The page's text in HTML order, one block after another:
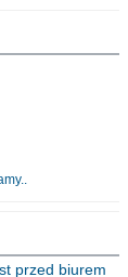
przed biurem